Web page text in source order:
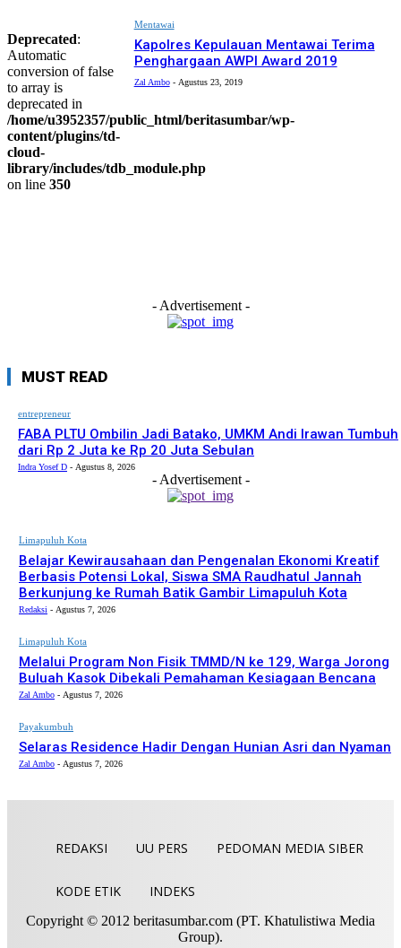
Deprecated:
Automatic
conversion of false
to array is
deprecated in
/home/u3952357/public_html/beritasumbar/wp-
content/plugins/td-
cloud-
library/includes/tdb_module.php
on line 350
Mentawai
Kapolres Kepulauan Mentawai Terima
Penghargaan AWPI Award 2019
Zal Ambo - Agustus 23, 2019
- Advertisement -
MUST READ
entrepreneur
FABA PLTU Ombilin Jadi Batako, UMKM Andi Irawan Tumbuh
dari Rp 2 Juta ke Rp 20 Juta Sebulan
Indra Yosef D - Agustus 8, 2026
- Advertisement -
Limapuluh Kota
Belajar Kewirausahaan dan Pengenalan Ekonomi Kreatif
Berbasis Potensi Lokal, Siswa SMA Raudhatul Jannah
Berkunjung ke Rumah Batik Gambir Limapuluh Kota
Redaksi - Agustus 7, 2026
Limapuluh Kota
Melalui Program Non Fisik TMMD/N ke 129, Warga Jorong
Buluah Kasok Dibekali Pemahaman Kesiagaan Bencana
Zal Ambo - Agustus 7, 2026
Payakumbuh
Selaras Residence Hadir Dengan Hunian Asri dan Nyaman
Zal Ambo - Agustus 7, 2026
REDAKSI UU PERS PEDOMAN MEDIA SIBER
KODE ETIK INDEKS
Copyright © 2012 beritasumbar.com (PT. Khatulistiwa Media
Group).